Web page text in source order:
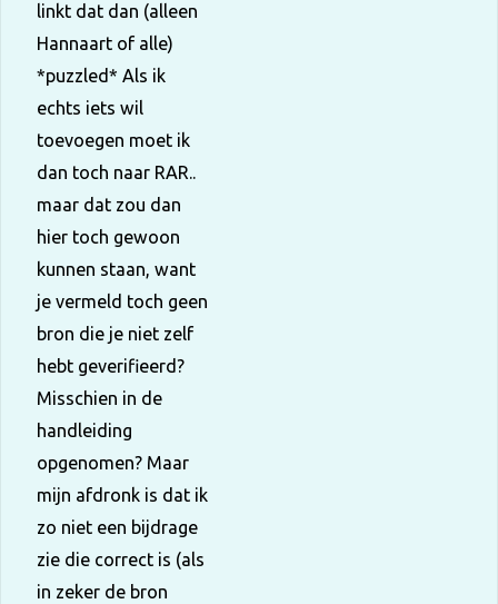
linkt dat dan (alleen
Hannaart of alle)
*puzzled* Als ik
echts iets wil
toevoegen moet ik
dan toch naar RAR..
maar dat zou dan
hier toch gewoon
kunnen staan, want
je vermeld toch geen
bron die je niet zelf
hebt geverifieerd?
Misschien in de
handleiding
opgenomen? Maar
mijn afdronk is dat ik
zo niet een bijdrage
zie die correct is (als
in zeker de bron